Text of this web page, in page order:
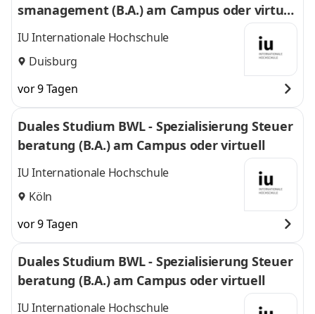
smanagement (B.A.) am Campus oder virtuel
l
IU Internationale Hochschule
Duisburg
vor 9 Tagen
Duales Studium BWL - Spezialisierung Steuer
beratung (B.A.) am Campus oder virtuell
IU Internationale Hochschule
Köln
vor 9 Tagen
Duales Studium BWL - Spezialisierung Steuer
beratung (B.A.) am Campus oder virtuell
IU Internationale Hochschule